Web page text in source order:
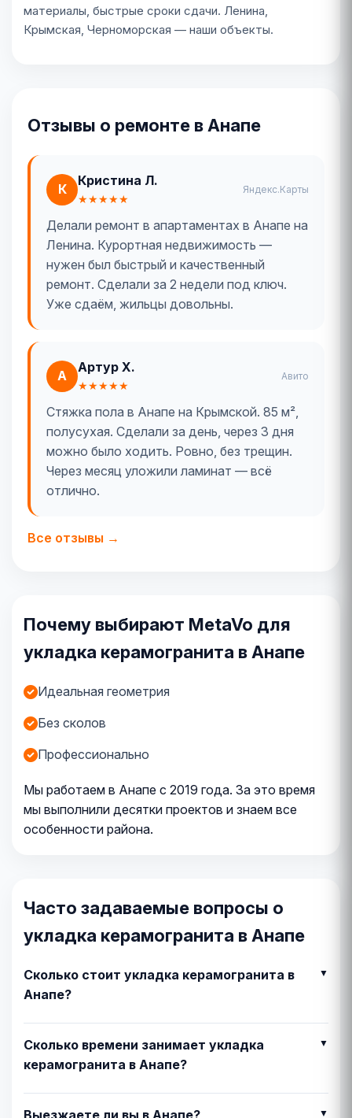
материалы, быстрые сроки сдачи. Ленина,
Крымская, Черноморская — наши объекты.
Отзывы о ремонте в Анапе
К
Кристина Л.
★★★★★
Яндекс.Карты
Делали ремонт в апартаментах в Анапе на
Ленина. Курортная недвижимость —
нужен был быстрый и качественный
ремонт. Сделали за 2 недели под ключ.
Уже сдаём, жильцы довольны.
А
Артур Х.
★★★★★
Авито
Стяжка пола в Анапе на Крымской. 85 м²,
полусухая. Сделали за день, через 3 дня
можно было ходить. Ровно, без трещин.
Через месяц уложили ламинат — всё
отлично.
Все отзывы →
Почему выбирают MetaVo для
укладка керамогранита в Анапе
Идеальная геометрия
Без сколов
Профессионально
Мы работаем в Анапе с 2019 года. За это время
мы выполнили десятки проектов и знаем все
особенности района.
Часто задаваемые вопросы о
укладка керамогранита в Анапе
Сколько стоит укладка керамогранита в
Анапе?
Сколько времени занимает укладка
керамогранита в Анапе?
Выезжаете ли вы в Анапе?